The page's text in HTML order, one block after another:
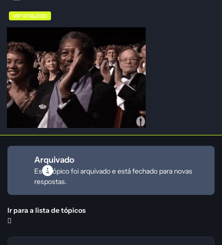
VIP VITALÍCIO
Arquivado
Este tópico foi arquivado e está fechado para novas
respostas.
Ir para a lista de tópicos